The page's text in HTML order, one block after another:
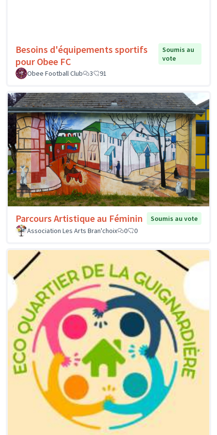
Besoins d'équipements sportifs
pour Obee FC
Soumis au
vote
Obee Football Club
3 91
Parcours Artistique au Féminin
Soumis au vote
Association Les Arts Bran'choix
0 0